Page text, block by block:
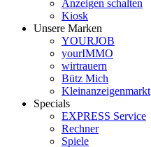
Anzeigen schalten
Kiosk
Unsere Marken
YOURJOB
yourIMMO
wirtrauern
Bütz Mich
Kleinanzeigenmarkt
Specials
EXPRESS Service
Rechner
Spiele